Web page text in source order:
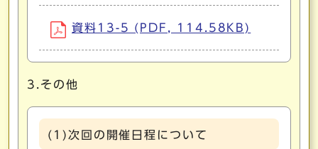
資料13-5 (PDF, 114.58KB)
3.その他
(1)次回の開催日程について